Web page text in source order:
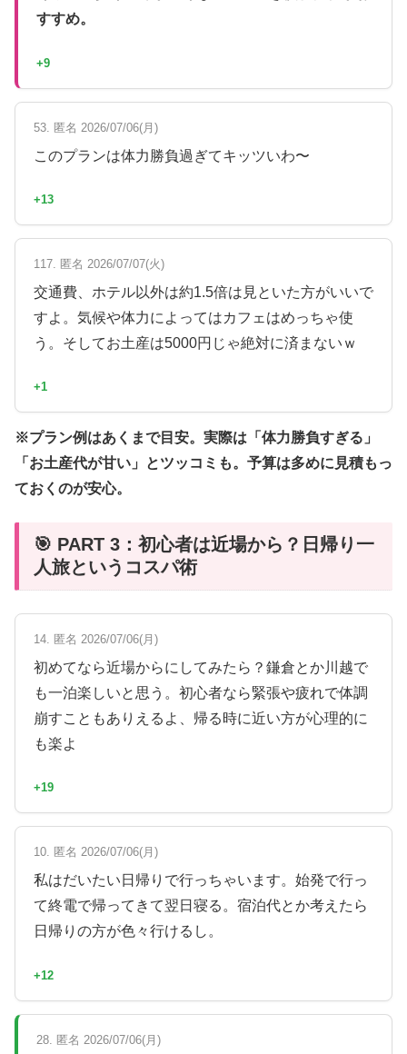
すすめ。
+9
53. 匿名 2026/07/06(月)
このプランは体力勝負過ぎてキッツいわ〜
+13
117. 匿名 2026/07/07(火)
交通費、ホテル以外は約1.5倍は見といた方がいいで
すよ。気候や体力によってはカフェはめっちゃ使
う。そしてお土産は5000円じゃ絶対に済まないｗ
+1
※プラン例はあくまで目安。実際は「体力勝負すぎる」
「お土産代が甘い」とツッコミも。予算は多めに見積もっ
ておくのが安心。
🎯 PART 3：初心者は近場から？日帰り一
人旅というコスパ術
14. 匿名 2026/07/06(月)
初めてなら近場からにしてみたら？鎌倉とか川越で
も一泊楽しいと思う。初心者なら緊張や疲れで体調
崩すこともありえるよ、帰る時に近い方が心理的に
も楽よ
+19
10. 匿名 2026/07/06(月)
私はだいたい日帰りで行っちゃいます。始発で行っ
て終電で帰ってきて翌日寝る。宿泊代とか考えたら
日帰りの方が色々行けるし。
+12
28. 匿名 2026/07/06(月)